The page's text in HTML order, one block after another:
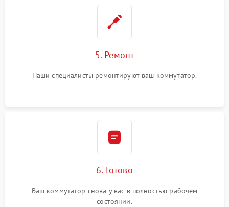
5. Ремонт
Наши специалисты ремонтируют ваш коммутатор.
6. Готово
Ваш коммутатор снова у вас в полностью рабочем
состоянии.